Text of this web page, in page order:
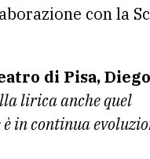
con la
di Pisa, Diego
lirica anche quel
in continua